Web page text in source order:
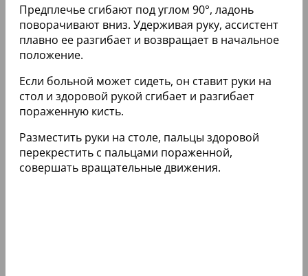
Предплечье сгибают под углом 90°, ладонь
поворачивают вниз. Удерживая руку, ассистент
плавно ее разгибает и возвращает в начальное
положение.
Если больной может сидеть, он ставит руки на
стол и здоровой рукой сгибает и разгибает
пораженную кисть.
Разместить руки на столе, пальцы здоровой
перекрестить с пальцами пораженной,
совершать вращательные движения.